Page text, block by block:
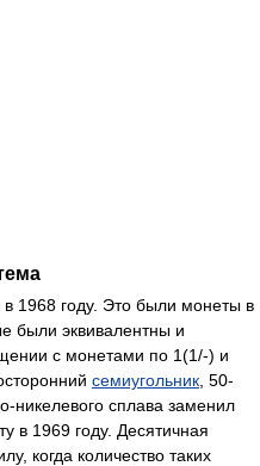
1968 году. Это были монеты в
были эквивалентны и
с монетами по 1(1/-) и
семиугольник , 50-
никелевого сплава заменил
в 1969 году. Десятичная
когда количество таких